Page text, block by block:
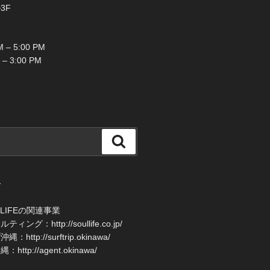
– 5:00 PM
3:00 PM
索
の関連事業
ティング：http://soullife.co.jp/
縄：http://surftrip.okinawa/
：http://agent.okinawa/